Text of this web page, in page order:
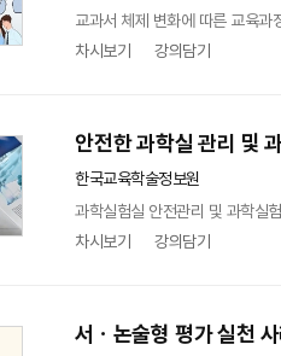
교과서 체제 변화에 따른 교육과
차시보기
강의담기
안전한 과학실 관리 및
한국교육학술정보원
과학실험실 안전관리 및 과학실
차시보기
강의담기
서ㆍ논술형 평가 실천